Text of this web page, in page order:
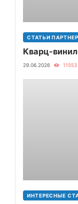
СТАТЬИ
Кварц-
29.06.2026 11553
ИНТЕРЕСНЫЕ